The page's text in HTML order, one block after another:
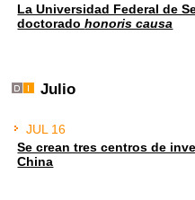
La Universidad Federal de
doctoradohonoris causa
Julio
JUL 16
Se crean tres centros de
China